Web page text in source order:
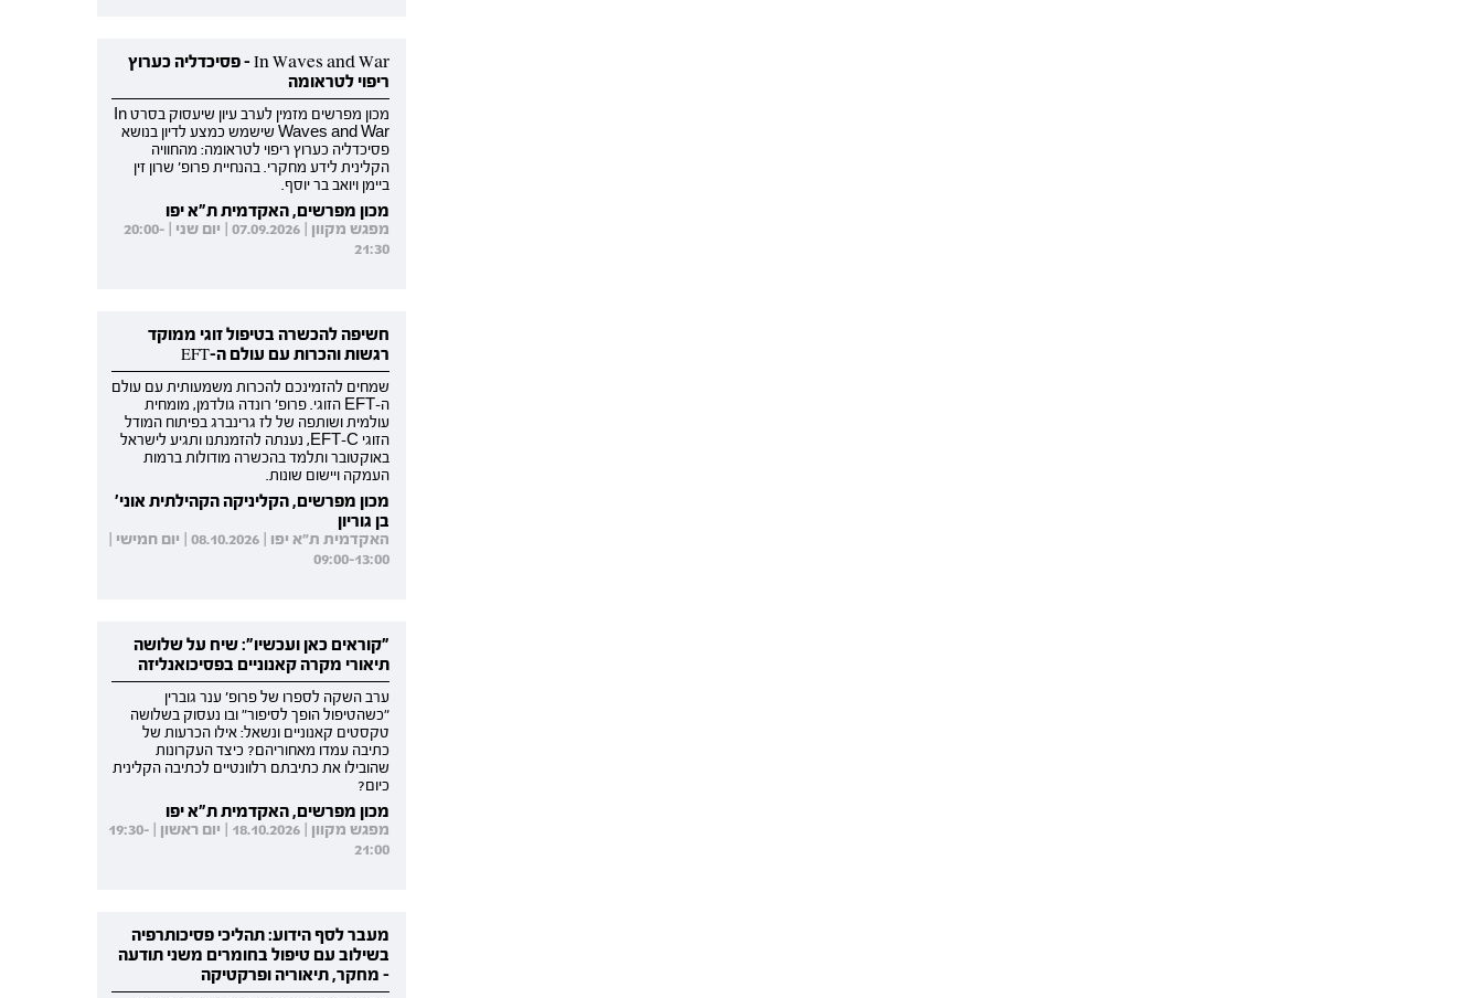
In Waves and War - פסיכדליה כערוץ
ריפוי לטראומה
מכון מפרשים מזמין לערב עיון שיעסוק בסרט In
Waves and War שישמש כמצע לדיון בנושא
פסיכדליה כערוץ ריפוי לטראומה: מהחוויה
הקלינית לידע מחקרי. בהנחיית פרופ' שרון זין
ביימן ויואב בר יוסף.
מכון מפרשים, האקדמית ת"א יפו
מפגש מקוון | 07.09.2026 | יום שני | 20:00-
21:30
חשיפה להכשרה בטיפול זוגי ממוקד
רגשות והכרות עם עולם ה-EFT
שמחים להזמינכם להכרות משמעותית עם עולם
ה-EFT הזוגי. פרופ' רונדה גולדמן, מומחית
עולמית ושותפה של לז גרינברג בפיתוח המודל
הזוגי EFT-C, נענתה להזמנתנו ותגיע לישראל
באוקטובר ותלמד בהכשרה מודולות ברמות
העמקה ויישום שונות.
מכון מפרשים, הקליניקה הקהילתית אוני'
בן גוריון
האקדמית ת"א יפו | 08.10.2026 | יום חמישי |
09:00-13:00
"קוראים כאן ועכשיו": שיח על שלושה
תיאורי מקרה קאנוניים בפסיכואנליזה
ערב השקה לספרו של פרופ' ענר גוברין
"כשהטיפול הופך לסיפור" ובו נעסוק בשלושה
טקסטים קאנוניים ונשאל: אילו הכרעות של
כתיבה עמדו מאחוריהם? כיצד העקרונות
שהובילו את כתיבתם רלוונטיים לכתיבה הקלינית
כיום?
מכון מפרשים, האקדמית ת"א יפו
מפגש מקוון | 18.10.2026 | יום ראשון | 19:30-
21:00
מעבר לסף הידוע: תהליכי פסיכותרפיה
בשילוב עם טיפול בחומרים משני תודעה
- מחקר, תיאוריה ופרקטיקה